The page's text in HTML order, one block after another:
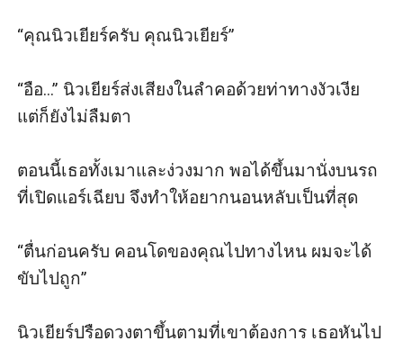
“คุณนิวเยียร์ครับ คุณนิวเยียร์”
“อือ...” นิวเยียร์ส่งเสียงในลำคอด้วยท่าทางงัวเงีย
แต่ก็ยังไม่ลืมตา
ตอนนี้เธอทั้งเมาและง่วงมาก พอได้ขึ้นมานั่งบนรถ
ที่เปิดแอร์เฉียบ จึงทำให้อยากนอนหลับเป็นที่สุด
“ตื่นก่อนครับ คอนโดของคุณไปทางไหน ผมจะได้
ขับไปถูก”
นิวเยียร์ปรือดวงตาขึ้นตามที่เขาต้องการ เธอหันไป